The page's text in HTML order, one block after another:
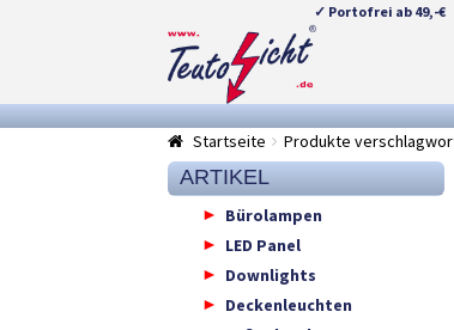
✓ Portofrei ab 49,-€
Zur
Navigation
springen
Springe
zum
Startseite
Produkte
ARTIKEL
Bürolampen
LED Panel
Downlights
Deckenleuchten